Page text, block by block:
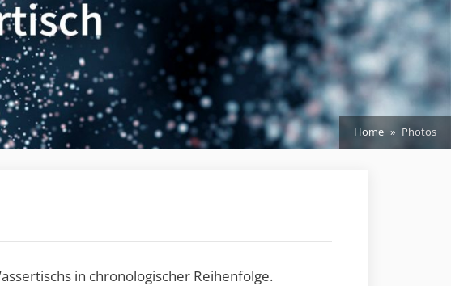
Home Photos
in chronologischer Reihenfolge.